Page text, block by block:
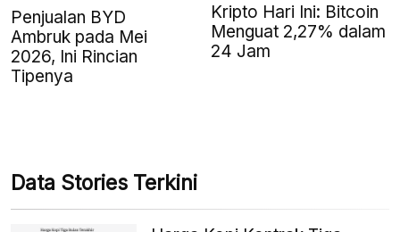
Penjualan BYD
Ambruk pada Mei
2026, Ini Rincian
Tipenya
Kripto Hari Ini: Bitcoin
Menguat 2,27% dalam
24 Jam
Data Stories Terkini